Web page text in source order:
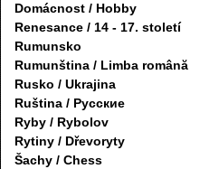
Domácnost / Hobby
Renesance / 14 - 17. století
Rumunsko
Rumunština / Limba română
Rusko / Ukrajina
Ruština / Русские
Ryby / Rybolov
Rytiny / Dřevoryty
Šachy / Chess